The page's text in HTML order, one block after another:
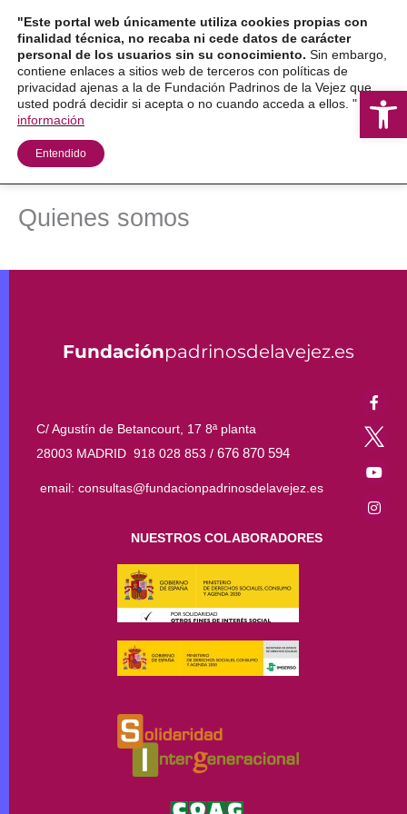
contenido
Quienes somos
Fundaciónpadrinosdelavejez.es
C/ Agustín de Betancourt, 17 8ª planta
28003 MADRID 918 028 853 / 676 870 594
email: consultas@fundacionpadrinosdelavejez.es
NUESTROS COLABORADORES
"Este portal web únicamente utiliza cookies propias con
finalidad técnica, no recaba ni cede datos de carácter
personal de los usuarios sin su conocimiento. Sin embargo,
contiene enlaces a sitios web de terceros con políticas de
privacidad ajenas a la de Fundación Padrinos de la Vejez que
usted podrá decidir si acepta o no cuando acceda a ellos. "
Más
información
Entendido